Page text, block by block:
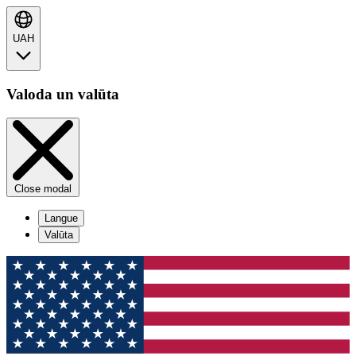
UAH
Valoda un valūta
Close modal
Langue
Valūta